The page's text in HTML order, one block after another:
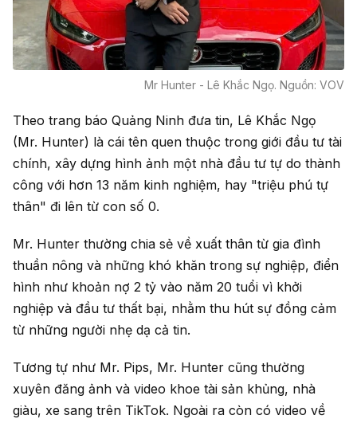
Mr Hunter - Lê Khắc Ngọ. Nguồn: VOV
Theo trang báo Quảng Ninh đưa tin, Lê Khắc Ngọ
(Mr. Hunter) là cái tên quen thuộc trong giới đầu tư tài
chính, xây dựng hình ảnh một nhà đầu tư tự do thành
công với hơn 13 năm kinh nghiệm, hay "triệu phú tự
thân" đi lên từ con số 0.
Mr. Hunter thường chia sẻ về xuất thân từ gia đình
thuần nông và những khó khăn trong sự nghiệp, điển
hình như khoản nợ 2 tỷ vào năm 20 tuổi vì khởi
nghiệp và đầu tư thất bại, nhằm thu hút sự đồng cảm
từ những người nhẹ dạ cả tin.
Tương tự như Mr. Pips, Mr. Hunter cũng thường
xuyên đăng ảnh và video khoe tài sản khủng, nhà
giàu, xe sang trên TikTok. Ngoài ra còn có video về